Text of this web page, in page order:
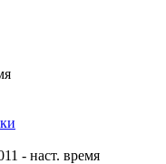
- наст. время